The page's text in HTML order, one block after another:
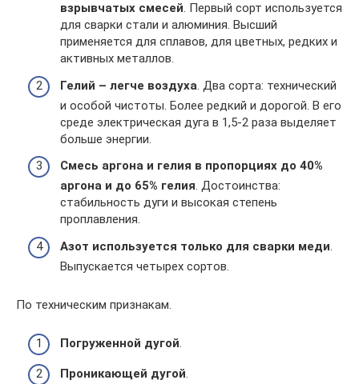
взрывчатых смесей. Первый сорт используется
для сварки стали и алюминия. Высший
применяется для сплавов, для цветных, редких и
активных металлов.
Гелий – легче воздуха . Два сорта: технический
и особой чистоты. Более редкий и дорогой. В его
среде электрическая дуга в 1,5-2 раза выделяет
больше энергии.
Смесь аргона и гелия в пропорциях до 40%
аргона и до 65% гелия. Достоинства:
стабильность дуги и высокая степень
проплавления.
Азот используется только для сварки меди
Выпускается четырех сортов.
По техническим признакам.
Погруженной дугой.
Проникающей дугой